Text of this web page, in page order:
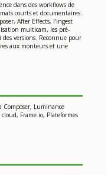
dans des workflows de
courts et documentaires.
After Effects, l’ingest
multicam, les pré-
des versions. Reconnue pour
aux monteurs et une
Composer, Luminance
Frame.io, Plateformes